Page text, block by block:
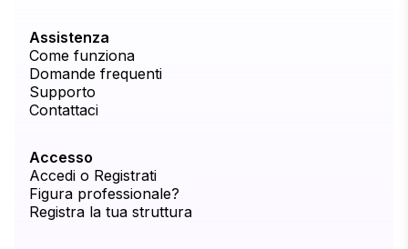
Assistenza
Come funziona
Domande frequenti
Supporto
Contattaci
Accesso
Accedi o Registrati
Figura professionale?
Registra la tua struttura